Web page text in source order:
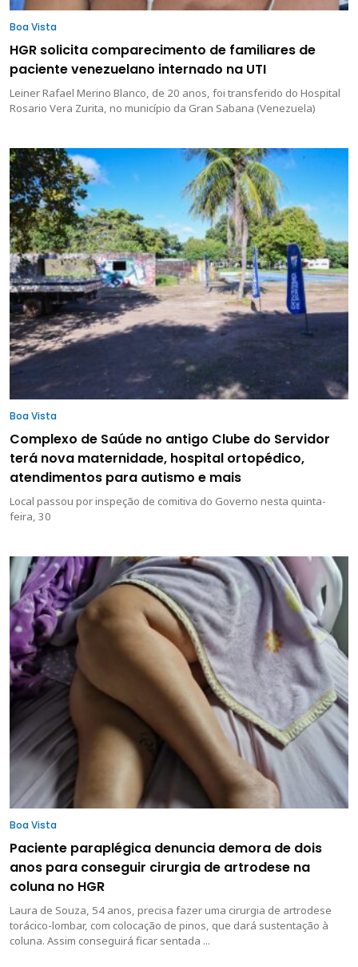
Boa Vista
HGR solicita comparecimento de familiares de
paciente venezuelano internado na UTI
Leiner Rafael Merino Blanco, de 20 anos, foi transferido do Hospital
Rosario Vera Zurita, no município da Gran Sabana (Venezuela)
Boa Vista
Complexo de Saúde no antigo Clube do Servidor
terá nova maternidade, hospital ortopédico,
atendimentos para autismo e mais
Local passou por inspeção de comitiva do Governo nesta quinta-
feira, 30
Boa Vista
Paciente paraplégica denuncia demora de dois
anos para conseguir cirurgia de artrodese na
coluna no HGR
Laura de Souza, 54 anos, precisa fazer uma cirurgia de artrodese
torácico-lombar, com colocação de pinos, que dará sustentação à
coluna. Assim conseguirá ficar sentada ...